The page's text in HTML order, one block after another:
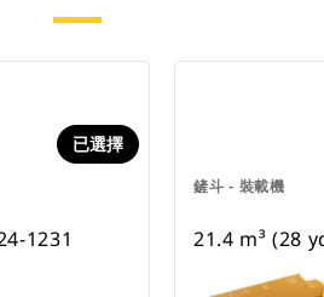
已選擇
1231
鏟斗 - 裝載機
21.4 m³ (28